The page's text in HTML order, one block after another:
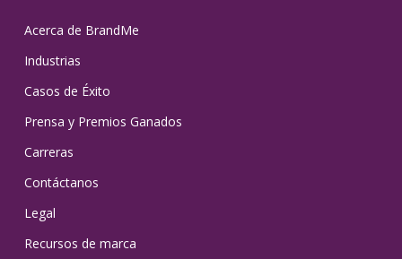
Acerca de BrandMe
Industrias
Casos de Éxito
Prensa y Premios Ganados
Carreras
Contáctanos
Legal
Recursos de marca